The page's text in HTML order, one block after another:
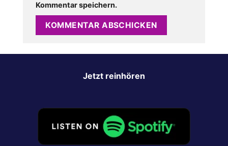
Kommentar speichern.
Jetzt reinhören